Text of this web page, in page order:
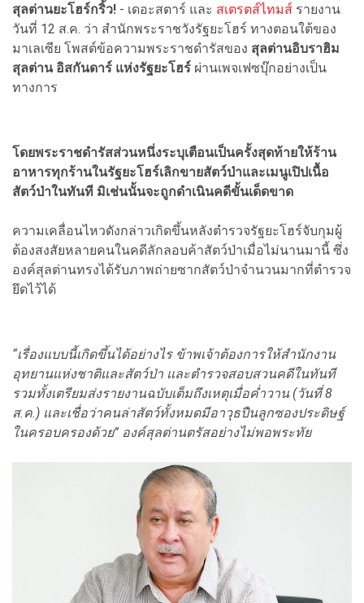
สุลต่านยะโฮร์กริ้ว! - เดอะสตาร์ และ สเตรตส์ไทมส์ รายงาน
วันที่ 12 ส.ค. ว่า สำนักพระราชวังรัฐยะโฮร์ ทางตอนใต้ของ
มาเลเซีย โพสต์ข้อความพระราชดำรัสของ สุลต่านอิบราฮิม
สุลต่าน อิสกันดาร์ แห่งรัฐยะโฮร์ ผ่านเพจเฟซบุ๊กอย่างเป็น
ทางการ
โดยพระราชดำรัสส่วนหนึ่งระบุเตือนเป็นครั้งสุดท้ายให้ร้าน
อาหารทุกร้านในรัฐยะโฮร์เลิกขายสัตว์ป่าและเมนูเปิปเนื้อ
สัตว์ป่าในทันที มิเช่นนั้นจะถูกดำเนินคดีขั้นเด็ดขาด
ความเคลื่อนไหวดังกล่าวเกิดขึ้นหลังตำรวจรัฐยะโฮร์จับกุมผู้
ต้องสงสัยหลายคนในคดีลักลอบค้าสัตว์ป่าเมื่อไม่นานมานี้ ซึ่ง
องค์สุลต่านทรงได้รับภาพถ่ายซากสัตว์ป่าจำนวนมากที่ตำรวจ
ยึดไว้ได้
“เรื่องแบบนี้เกิดขึ้นได้อย่างไร ข้าพเจ้าต้องการให้สำนักงาน
อุทยานแห่งชาติและสัตว์ป่า และตำรวจสอบสวนคดีในทันที
รวมทั้งเตรียมส่งรายงานฉบับเต็มถึงเหตุเมื่อค่ำวาน (วันที่ 8
ส.ค.) และเชื่อว่าคนล่าสัตว์ทั้งหมดมีอาวุธปืนลูกซองประดิษฐ์
ในครอบครองด้วย” องค์สุลต่านตรัสอย่างไม่พอพระทัย